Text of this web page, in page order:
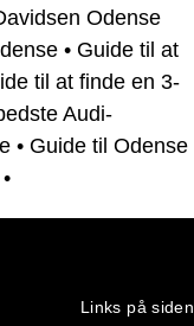
Odense
• Guide til at
til at finde en 3-
Audi-
• Guide til Odense
•
Links på siden